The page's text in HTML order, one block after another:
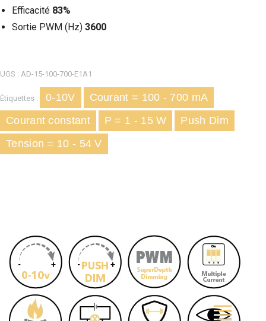
Efficacité 83%
Sortie PWM (Hz) 3600
UGS : AD-15-100-700-E1A1
Étiquettes : 0-10V
Courant = 100 - 700 mA
Courant constant
P = 1 - 15 W
Push Dim
Tension = 10 - 54 V